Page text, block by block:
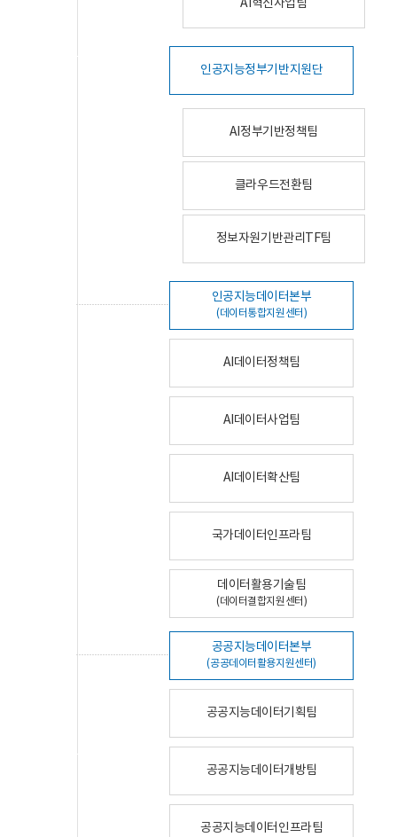
AI혁신사업팀
인공지능정부기반지원단
AI정부기반정책팀
클라우드전환팀
정보자원기반관리TF팀
인공지능데이터본부
(데이터통합지원센터)
AI데이터정책팀
AI데이터사업팀
AI데이터확산팀
국가데이터인프라팀
데이터활용기술팀
(데이터결합지원센터)
공공지능데이터본부
(공공데이터활용지원센터)
공공지능데이터기획팀
공공지능데이터개방팀
공공지능데이터인프라팀